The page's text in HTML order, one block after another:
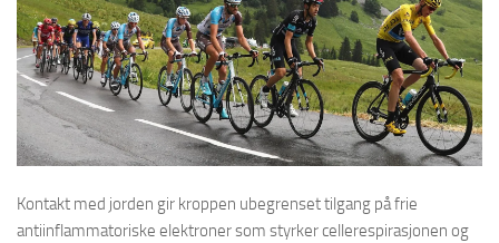
Kontakt med jorden gir kroppen ubegrenset tilgang på frie
antiinflammatoriske elektroner som styrker cellerespirasjonen og